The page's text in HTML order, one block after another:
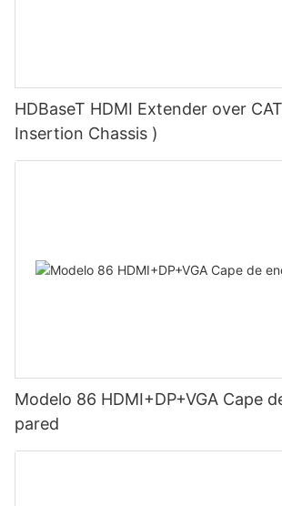
HDBaseT HDMI Extender over CAT6
Insertion Chassis )
Modelo 86 HDMI+DP+VGA Cape
pared